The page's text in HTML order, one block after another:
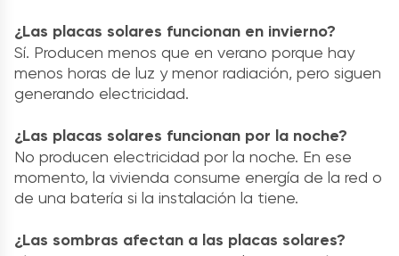
¿Las placas solares funcionan en invierno?
Sí. Producen menos que en verano porque hay
menos horas de luz y menor radiación, pero siguen
generando electricidad.
¿Las placas solares funcionan por la noche?
No producen electricidad por la noche. En ese
momento, la vivienda consume energía de la red o
de una batería si la instalación la tiene.
¿Las sombras afectan a las placas solares?